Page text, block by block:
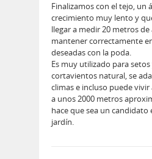
Finalizamos con el tejo, un
crecimiento muy lento y
llegar a medir 20 metros
mantener correctamente
deseadas con la poda.
Es muy utilizado para
cortavientos natural, se
climas e incluso puede
a unos 2000 metros
hace que sea un
jardín.